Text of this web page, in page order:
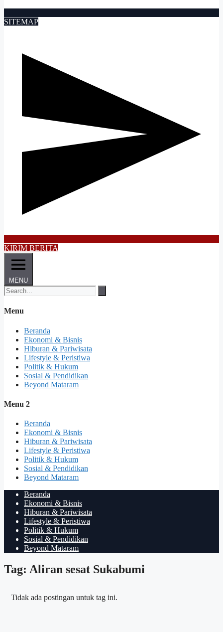
SITEMAP
KIRIM BERITA
MENU
Menu
Beranda
Ekonomi & Bisnis
Hiburan & Pariwisata
Lifestyle & Peristiwa
Politik & Hukum
Sosial & Pendidikan
Beyond Mataram
Menu 2
Beranda
Ekonomi & Bisnis
Hiburan & Pariwisata
Lifestyle & Peristiwa
Politik & Hukum
Sosial & Pendidikan
Beyond Mataram
Beranda
Ekonomi & Bisnis
Hiburan & Pariwisata
Lifestyle & Peristiwa
Politik & Hukum
Sosial & Pendidikan
Beyond Mataram
Tag: Aliran sesat Sukabumi
Tidak ada postingan untuk tag ini.